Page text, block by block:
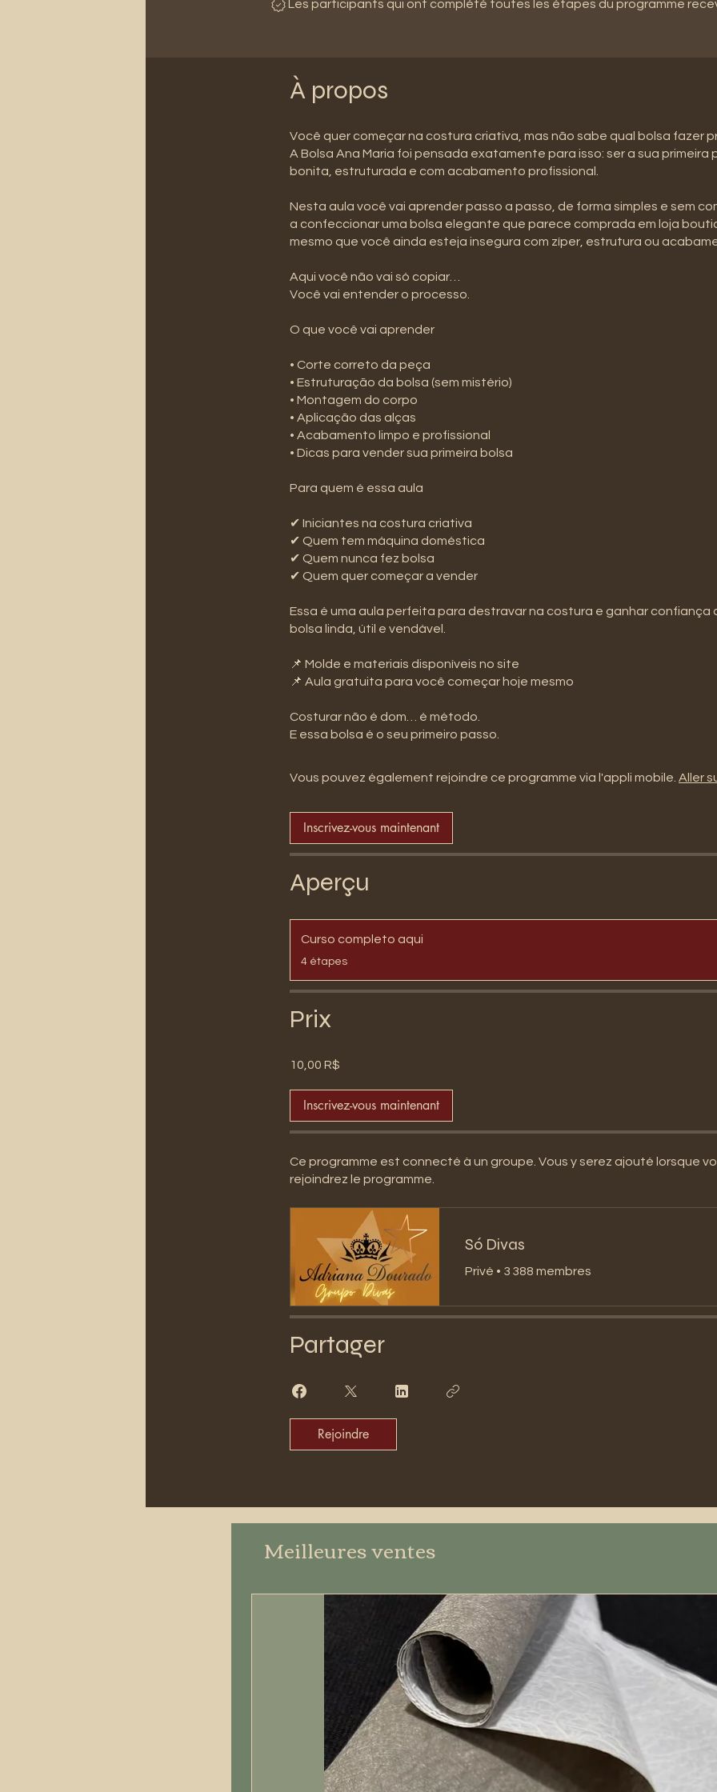
Les participants qui ont complété toutes les étapes du programme
À propos
Você quer começar na costura criativa, mas não sabe qual bolsa fazer
A Bolsa Ana Maria foi pensada exatamente para isso: ser a sua primeira
bonita, estruturada e com acabamento profissional.
Nesta aula você vai aprender passo a passo, de forma simples e sem
a confeccionar uma bolsa elegante que parece comprada em loja
mesmo que você ainda esteja insegura com zíper, estrutura ou
Aqui você não vai só copiar…
Você vai entender o processo.
O que você vai aprender
• Corte correto da peça
• Estruturação da bolsa (sem mistério)
• Montagem do corpo
• Aplicação das alças
• Acabamento limpo e profissional
• Dicas para vender sua primeira bolsa
Para quem é essa aula
✔ Iniciantes na costura criativa
✔ Quem tem máquina doméstica
✔ Quem nunca fez bolsa
✔ Quem quer começar a vender
Essa é uma aula perfeita para destravar na costura e ganhar confiança
bolsa linda, útil e vendável.
📌 Molde e materiais disponíveis no site
📌 Aula gratuita para você começar hoje mesmo
Costurar não é dom… é método.
Vous pouvez également rejoindre ce programme via l'appli mobile. Aller
Inscrivez-vous maintenant
Aperçu
Curso completo aqui
.
4 étapes
Prix
10,00 R$
Inscrivez-vous maintenant
Ce programme est connecté à un groupe. Vous y serez ajouté lorsque
rejoindrez le programme.
Só Divas
Privé • 3 388 membres
Partager
Rejoindre
Meilleures ventes